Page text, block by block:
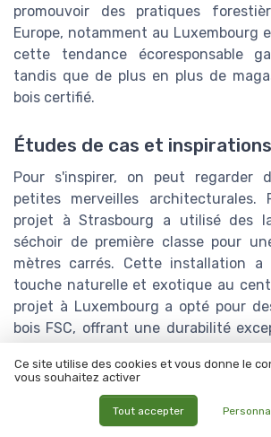
promouvoir des pratiques
Europe, notamment au Luxembourg
cette tendance écoresponsable
tandis que de plus en plus de
bois certifié.
Études de cas et inspirations
Pour s'inspirer, on peut regarder
petites merveilles architecturales.
projet à Strasbourg a utilisé des
séchoir de première classe pour
mètres carrés. Cette installation a
touche naturelle et exotique au
projet à Luxembourg a opté pour
bois FSC, offrant une durabilité
lames de terrasse en bois, vous
guide complet pour choisir et
Ce site utilise des cookies et vous donne le
vous souhaitez activer
Tout accepter